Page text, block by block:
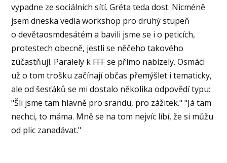
vypadne ze sociálních sítí. Gréta teda dost. Nicméně
jsem dneska vedla workshop pro druhý stupeň
o devětaosmdesátém a bavili jsme se i o peticích,
protestech obecně, jestli se něčeho takového
zúčastňují. Paralely k FFF se přímo nabízely. Osmáci
už o tom trošku začínají občas přemýšlet i tematicky,
ale od šesťáků se mi dostalo několika odpovědí typu:
"Šli jsme tam hlavně pro srandu, pro zážitek." "Já tam
nechci, to máma. Mně se na tom nejvíc líbí, že si můžu
od plic zanadávat."